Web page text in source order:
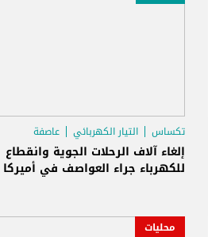
تكساس التيار الكهربائي عاصفة
إلغاء آلاف الرحلات الجوية وانقطاع
للكهرباء جراء العواصف في أميركا
محليات